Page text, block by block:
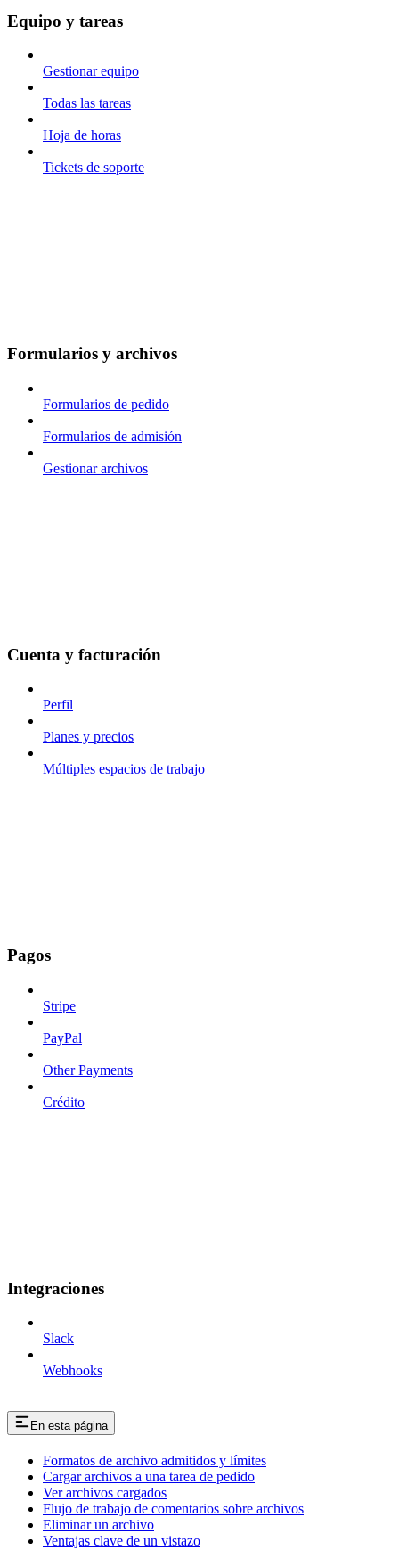
Equipo y tareas
Gestionar equipo
Todas las tareas
Hoja de horas
Tickets de soporte
Formularios y archivos
Formularios de pedido
Formularios de admisión
Gestionar archivos
Cuenta y facturación
Perfil
Planes y precios
Múltiples espacios de trabajo
Pagos
Stripe
PayPal
Other Payments
Crédito
Integraciones
Slack
Webhooks
En esta página
Formatos de archivo admitidos y límites
Cargar archivos a una tarea de pedido
Ver archivos cargados
Flujo de trabajo de comentarios sobre archivos
Eliminar un archivo
Ventajas clave de un vistazo